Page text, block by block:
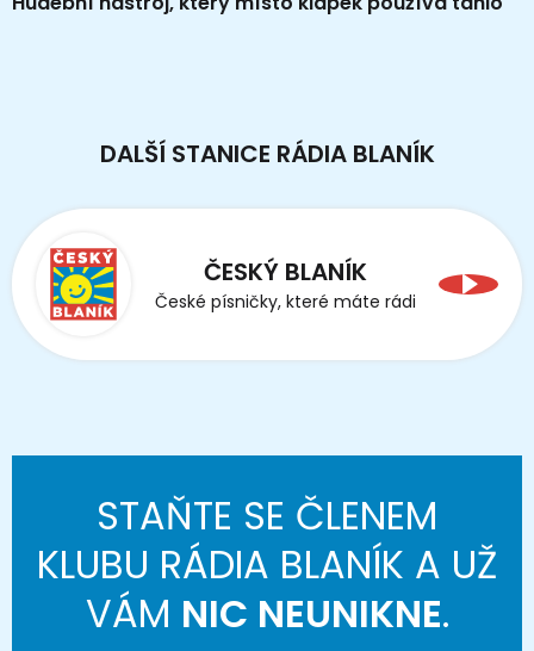
DALŠÍ STANICE RÁDIA BLANÍK
ČESKÝ BLANÍK
České písničky, které máte rádi
STAŇTE SE ČLENEM
KLUBU RÁDIA BLANÍK A UŽ
VÁM NIC NEUNIKNE.